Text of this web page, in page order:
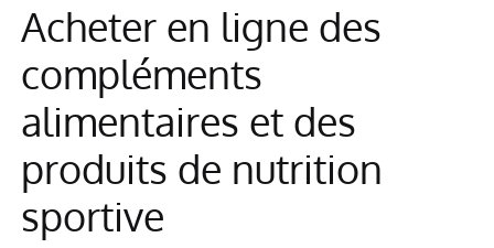
Info
Acheter en ligne des
compléments
alimentaires et des
produits de nutrition
sportive